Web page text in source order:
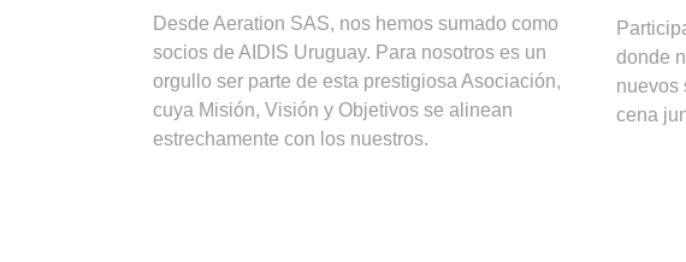
Desde Aeration SAS, nos hemos sumado como
socios de AIDIS Uruguay. Para nosotros es un
orgullo ser parte de esta prestigiosa Asociación,
cuya Misión, Visión y Objetivos se alinean
estrechamente con los nuestros.
donde
nuevos
cena